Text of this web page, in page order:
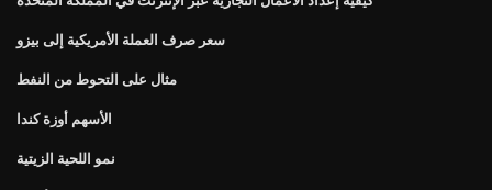
سعر صرف العملة الأمريكية إلى بيزو
مثال على التحوط من النفط
الأسهم أوزة كندا
نمو اللحية الزيتية